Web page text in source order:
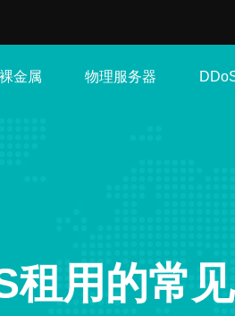
裸金属 物理服务器
租用的常